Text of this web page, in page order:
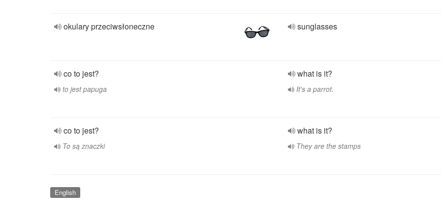
okulary przeciwsłoneczne sunglasses
co to jest?
to jest papuga
what is it?
It's a parrot.
co to jest?
To są znaczki
what is it?
They are the stamps
English